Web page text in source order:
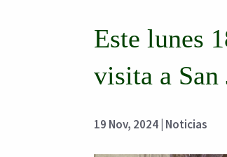
Este lunes
visita a San
19 Nov, 2024 Noticias